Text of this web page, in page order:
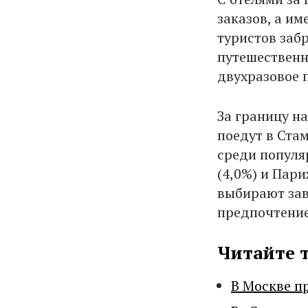
заказов, а
туристов
двухразовое
За границу
поедут в
среди
(4,0%) и
выбирают
Читайте
В Москве